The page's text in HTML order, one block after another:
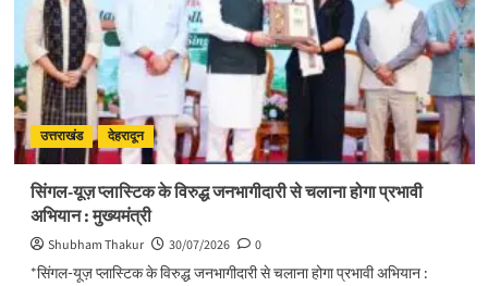
हो
भव्य
आयोजनः
मुख्य
सचिव
उत्तराखंड देहरादून
सिंगल-यूज़ प्लास्टिक के विरुद्ध जनभागीदारी से चलाना होगा प्रभावी
अभियान : मुख्यमंत्री
Shubham Thakur 30/07/2026
0
*सिंगल-यूज़ प्लास्टिक के विरुद्ध जनभागीदारी से चलाना होगा प्रभावी अभियान :